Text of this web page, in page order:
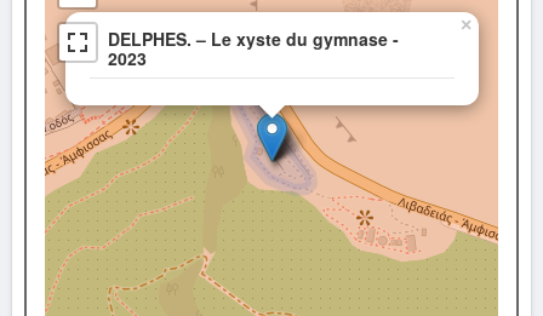
DELPHES. – Le xyste du gymnase -
2023
×